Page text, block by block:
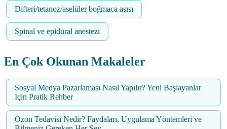
Difteri/tetanoz/aselüler boğmaca aşısı
Spinal ve epidural anestezi
En Çok Okunan Makaleler
Sosyal Medya Pazarlaması Nasıl Yapılır? Yeni Başlayanlar
İçin Pratik Rehber
Ozon Tedavisi Nedir? Faydaları, Uygulama Yöntemleri ve